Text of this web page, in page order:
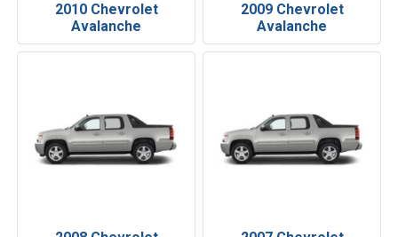
2010 Chevrolet
Avalanche
2009 Chevrolet
Avalanche